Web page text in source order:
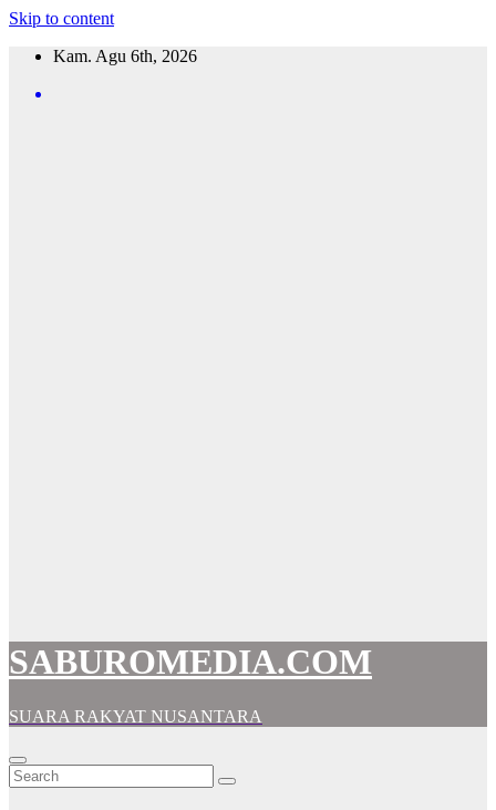
Skip to content
Kam. Agu 6th, 2026
SABUROMEDIA.COM
SUARA RAKYAT NUSANTARA